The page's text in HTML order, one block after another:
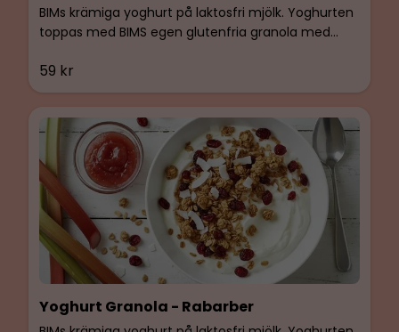
59 kr
BIMs krämiga yoghurt på laktosfri mjölk. Yoghurten
toppas med BIMS egen glutenfria granola med
Yoghurt Granola - Rabarber